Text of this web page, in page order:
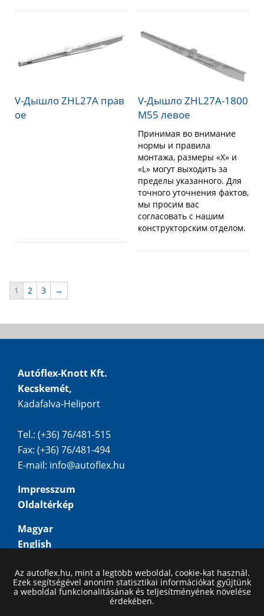
V-Дышло ZHL27A прав
ое
V-Дышло ZHL27A-1800
M55 левое
Принимая во внимание
нормы и правила
монтажа, размеры «X» и
«L» могут выходить за
пределы указанного. Для
точного уточнения фактов,
мы просим вас
согласовать с нашим
конструкторским отделом.
1 2 3 →
Autóflex-Knott Kft.
Kecskemét,
Kadafalva-Heliport
Tel.: (+36) 76/481-515
Fax: (+36) 76/481-494
E-mail: info@autoflex.hu
Impresszum
Oldaltérkép
Magyar
English
Русский
Az autoflex.hu, mint a legtöbb weboldal, cookie-kat használ.
Ezek segítségével anonim statisztikai információkat gyűjtünk
a weboldal funkcionalitásának és teljesítményének növelése
érdekében.